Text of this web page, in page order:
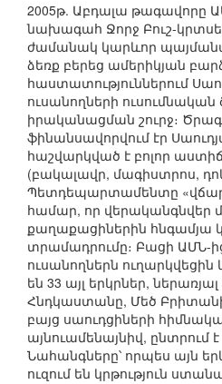
2005թ. Աբդալա թագավորը
նախագահ Ջորջ Բուշ-
ժամանակ կարևոր
ձեռք բերեց ամերիկյան
հաստատություններում
ուսանողների ուսումնական
իրականացման շուրջ։
ֆինանսավորվում էր
հաշվարկված է բոլոր
(բակալավր, մագիստրոս,
Պետդեպարտամենտը
համար, որ վերականգնվեր
քաղաքացիներին հնգամյա
տրամադրումը։ Բացի ԱՄՆ-
ուսանողներն ուղարկվեցին
են 33 այլ երկրներ,
Հնդկաստանը, Մեծ
բայց սաուդցիների
այնուամենայնիվ, ընտրում
Նահանգները՝ որպես այն
ուզում են կրթություն